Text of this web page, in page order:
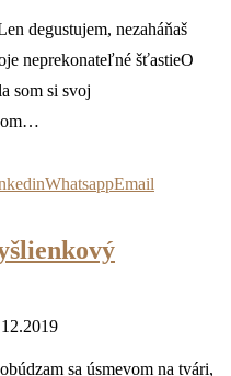
degustujem, nezaháňaš
neprekonateľné šťastieO
som si svoj
WhatsappEmail
sa úsmevom na tvári,